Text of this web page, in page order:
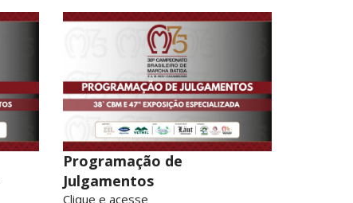
Programação de
Julgamentos
Clique e acesse